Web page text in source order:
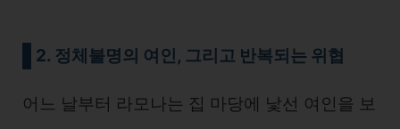
2. 정체불명의 여인, 그리고 반복되는 위협
어느 날부터 라모나는 집 마당에 낯선 여인을 보